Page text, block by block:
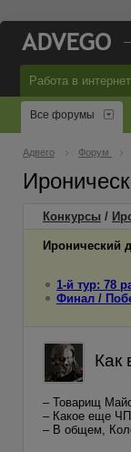
Работа в
Все форумы
Адвего Форум
Конкурсы /
Иронический
1-й тур: 78
Финал /
Как
– Товарищ
– Какое еще
– В общем,